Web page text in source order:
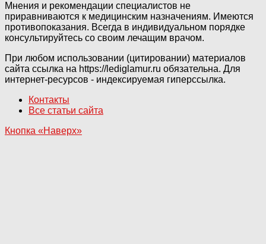
Мнения и рекомендации специалистов не
приравниваются к медицинским назначениям. Имеются
противопоказания. Всегда в индивидуальном порядке
консультируйтесь со своим лечащим врачом.
При любом использовании (цитировании) материалов
сайта ссылка на https://lediglamur.ru обязательна. Для
интернет-ресурсов - индексируемая гиперссылка.
Контакты
Все статьи сайта
Кнопка «Наверх»